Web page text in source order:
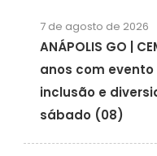
7 de agosto de 2026
ANÁPOLIS GO |
anos com
inclusão e
sábado (08)